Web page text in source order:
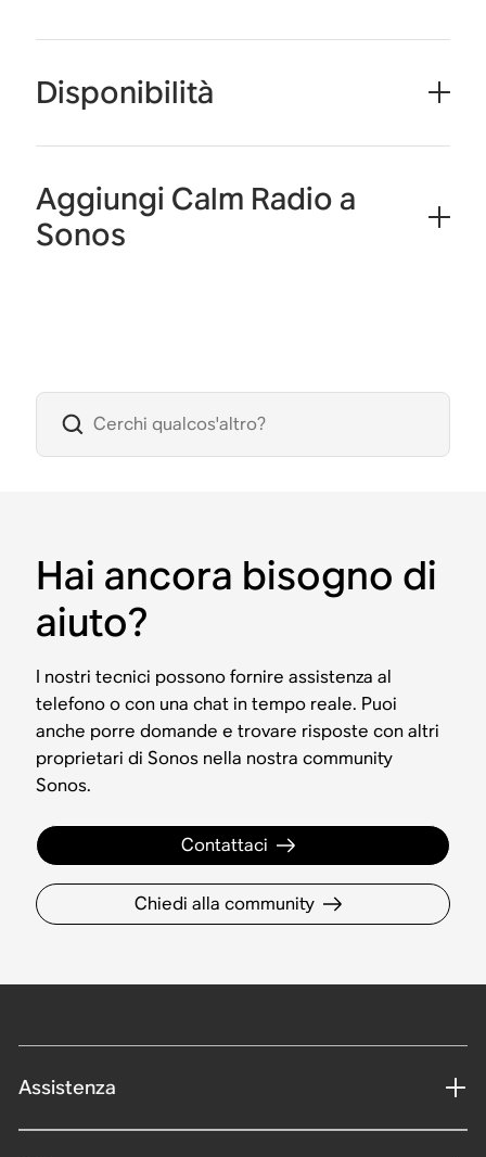
Disponibilità
Aggiungi Calm Radio a
Sonos
Hai ancora bisogno di
aiuto?
I nostri tecnici possono fornire assistenza al
telefono o con una chat in tempo reale. Puoi
anche porre domande e trovare risposte con altri
proprietari di Sonos nella nostra community
Sonos.
Contattaci
Chiedi alla community
Assistenza